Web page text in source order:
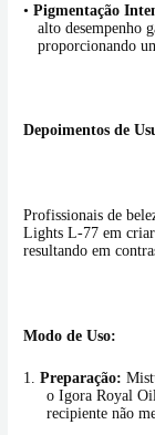
• Pigmentação
alto desempenho
proporcionando
Depoimentos de
Profissionais de
Lights L-77 em criar
resultando em
Modo de Uso:
1. Preparação:
o Igora Royal
recipiente não